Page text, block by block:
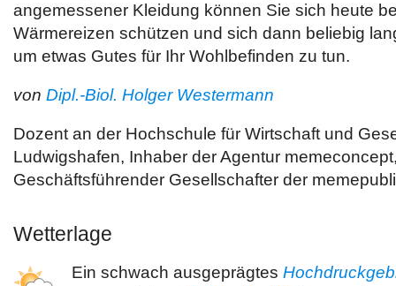
angemessener Kleidung können Sie sich heute
Wärmereizen schützen und sich dann beliebig
um etwas Gutes für Ihr Wohlbefinden zu tun.
von Dipl.-Biol. Holger Westermann
Dozent an der Hochschule für Wirtschaft und
Ludwigshafen, Inhaber der Agentur
Geschäftsführender Gesellschafter der
Wetterlage
Ein schwach ausgeprägtes